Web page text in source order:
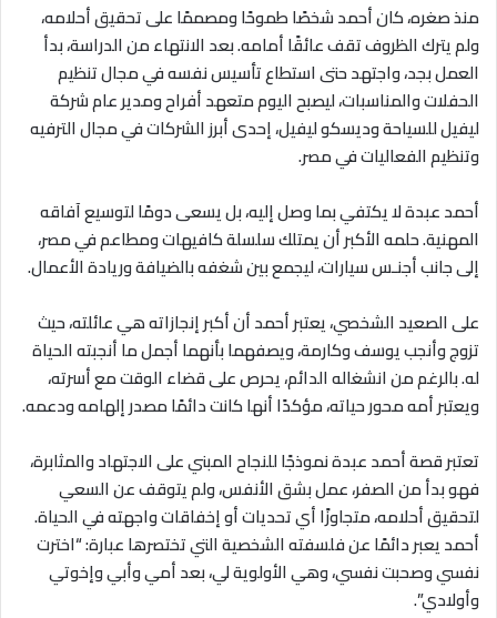
منذ صغره، كان أحمد شخصًا طموحًا ومصممًا على تحقيق أحلامه،
ولم يترك الظروف تقف عائقًا أمامه. بعد الانتهاء من الدراسة، بدأ
العمل بجد، واجتهد حتى استطاع تأسيس نفسه في مجال تنظيم
الحفلات والمناسبات، ليصبح اليوم متعهد أفراح ومدير عام شركة
ليفيل للسياحة وديسكو ليفيل، إحدى أبرز الشركات في مجال الترفيه
وتنظيم الفعاليات في مصر.
أحمد عبدة لا يكتفي بما وصل إليه، بل يسعى دومًا لتوسيع آفاقه
المهنية. حلمه الأكبر أن يمتلك سلسلة كافيهات ومطاعم في مصر،
إلى جانب أجنـس سيارات، ليجمع بين شغفه بالضيافة وريادة الأعمال.
على الصعيد الشخصي، يعتبر أحمد أن أكبر إنجازاته هي عائلته، حيث
تزوج وأنجب يوسف وكارمة، ويصفهما بأنهما أجمل ما أنجبته الحياة
له. بالرغم من انشغاله الدائم، يحرص على قضاء الوقت مع أسرته،
ويعتبر أمه محور حياته، مؤكدًا أنها كانت دائمًا مصدر إلهامه ودعمه.
تعتبر قصة أحمد عبدة نموذجًا للنجاح المبني على الاجتهاد والمثابرة،
فهو بدأ من الصفر، عمل بشق الأنفس، ولم يتوقف عن السعي
لتحقيق أحلامه، متجاوزًا أي تحديات أو إخفاقات واجهته في الحياة.
أحمد يعبر دائمًا عن فلسفته الشخصية التي تختصرها عبارة: “اخترت
نفسي وصحبت نفسي، وهي الأولوية لي، بعد أمي وأبي وإخوتي
وأولادي”.